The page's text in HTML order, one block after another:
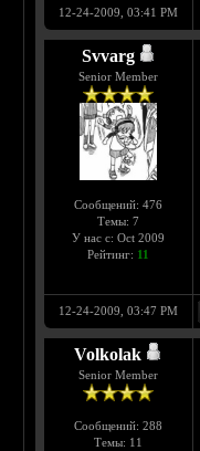
12-24-2009, 03:41 PM
Svvarg
Senior Member
Сообщений: 476
Темы: 7
У нас с: Oct 2009
Рейтинг: 11
12-24-2009, 03:47 PM
Volkolak
Senior Member
Сообщений: 288
Темы: 11